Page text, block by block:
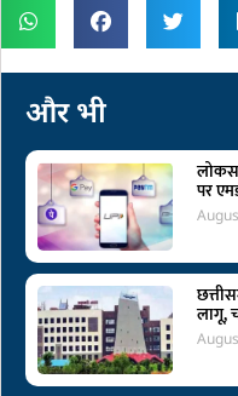
और भी
पर
लागू,